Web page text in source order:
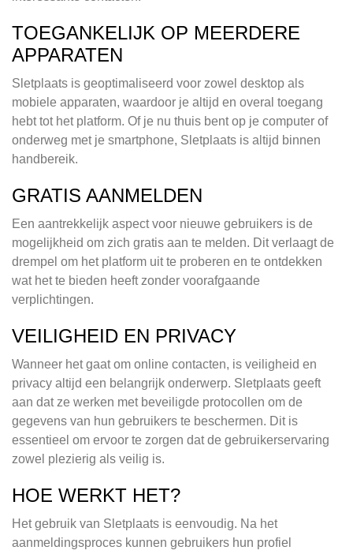
TOEGANKELIJK OP MEERDERE
APPARATEN
Sletplaats is geoptimaliseerd voor zowel desktop als
mobiele apparaten, waardoor je altijd en overal toegang
hebt tot het platform. Of je nu thuis bent op je computer of
onderweg met je smartphone, Sletplaats is altijd binnen
handbereik.
GRATIS AANMELDEN
Een aantrekkelijk aspect voor nieuwe gebruikers is de
mogelijkheid om zich gratis aan te melden. Dit verlaagt de
drempel om het platform uit te proberen en te ontdekken
wat het te bieden heeft zonder voorafgaande
verplichtingen.
VEILIGHEID EN PRIVACY
Wanneer het gaat om online contacten, is veiligheid en
privacy altijd een belangrijk onderwerp. Sletplaats geeft
aan dat ze werken met beveiligde protocollen om de
gegevens van hun gebruikers te beschermen. Dit is
essentieel om ervoor te zorgen dat de gebruikerservaring
zowel plezierig als veilig is.
HOE WERKT HET?
Het gebruik van Sletplaats is eenvoudig. Na het
aanmeldingsproces kunnen gebruikers hun profiel